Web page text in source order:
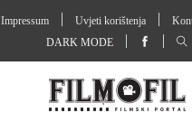
Impressum Uvjeti korištenja
DARK MODE